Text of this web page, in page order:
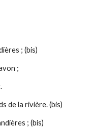
; (bis)
;
de la rivière. (bis)
; (bis)